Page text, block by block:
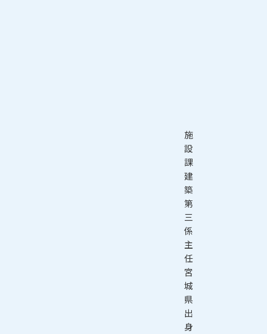
施
設
課
建
築
第
三
係
主
任
宮
城
県
出
身